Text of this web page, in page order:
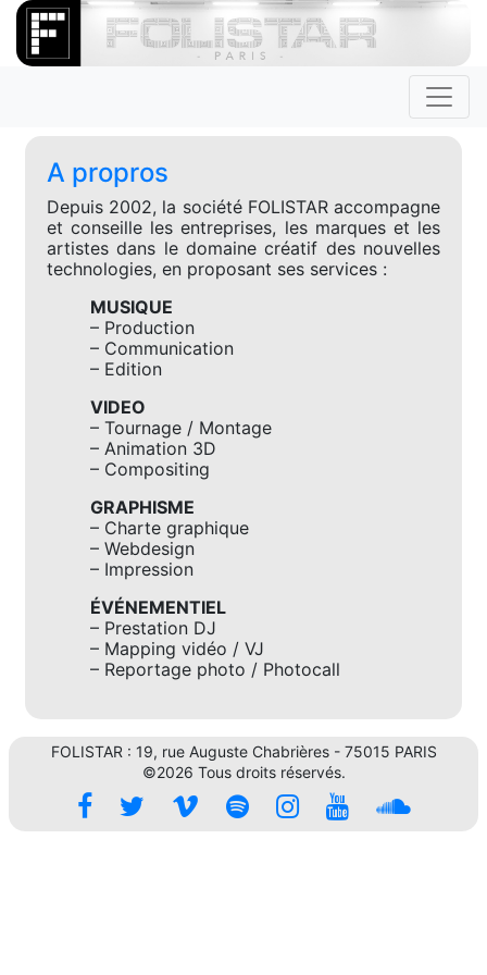
A propros
Depuis 2002, la société FOLISTAR accompagne
et conseille les entreprises, les marques et les
artistes dans le domaine créatif des nouvelles
technologies, en proposant ses services :
MUSIQUE
– Production
– Communication
– Edition
VIDEO
– Tournage / Montage
– Animation 3D
– Compositing
GRAPHISME
– Charte graphique
– Webdesign
– Impression
ÉVÉNEMENTIEL
– Prestation DJ
– Mapping vidéo / VJ
– Reportage photo / Photocall
FOLISTAR : 19, rue Auguste Chabrières - 75015 PARIS
©2026 Tous droits réservés.